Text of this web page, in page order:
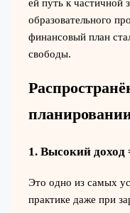
ей путь к частичной
образовательного
финансовый план
свободы.
1. Высокий доход
Это одно из самых
практике даже при